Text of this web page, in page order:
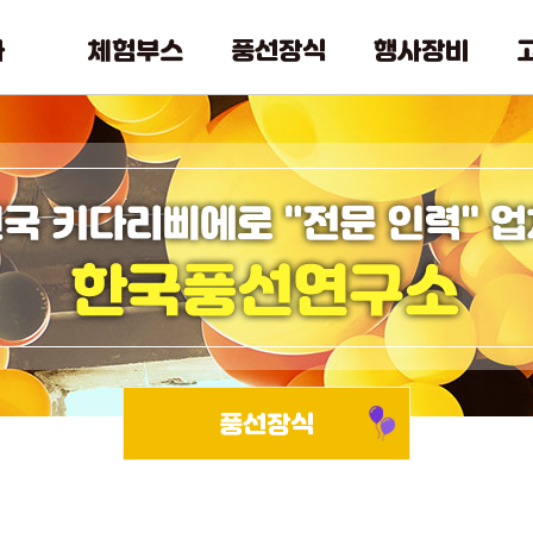
체험부스 풍선장식 행사장비
풍선장식